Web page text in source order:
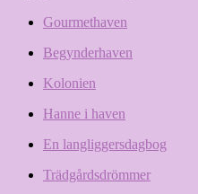
Gourmethaven
Begynderhaven
Kolonien
Hanne i haven
En langliggersdagbog
Trädgårdsdrömmer